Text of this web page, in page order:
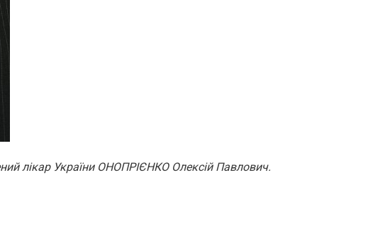
лікар України ОНОПРІЄНКО Олексій Павлович.